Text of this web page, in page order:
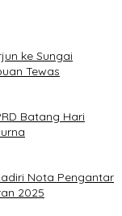
ke Sungai
Tewas
Batang Hari
Nota Pengantar
2025